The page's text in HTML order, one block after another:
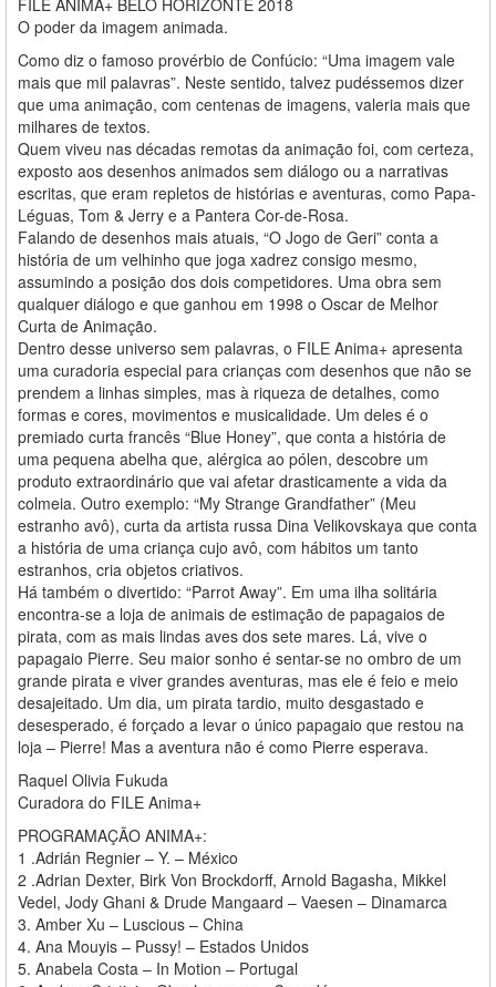
O poder da imagem animada.
Como diz o famoso provérbio de Confúcio: “Uma imagem vale
mais que mil palavras”. Neste sentido, talvez pudéssemos dizer
que uma animação, com centenas de imagens, valeria mais que
milhares de textos.
Quem viveu nas décadas remotas da animação foi, com certeza,
exposto aos desenhos animados sem diálogo ou a narrativas
escritas, que eram repletos de histórias e aventuras, como Papa-
Léguas, Tom & Jerry e a Pantera Cor-de-Rosa.
Falando de desenhos mais atuais, “O Jogo de Geri” conta a
história de um velhinho que joga xadrez consigo mesmo,
assumindo a posição dos dois competidores. Uma obra sem
qualquer diálogo e que ganhou em 1998 o Oscar de Melhor
Curta de Animação.
Dentro desse universo sem palavras, o FILE Anima+ apresenta
uma curadoria especial para crianças com desenhos que não se
prendem a linhas simples, mas à riqueza de detalhes, como
formas e cores, movimentos e musicalidade. Um deles é o
premiado curta francês “Blue Honey”, que conta a história de
uma pequena abelha que, alérgica ao pólen, descobre um
produto extraordinário que vai afetar drasticamente a vida da
colmeia. Outro exemplo: “My Strange Grandfather” (Meu
estranho avô), curta da artista russa Dina Velikovskaya que conta
a história de uma criança cujo avô, com hábitos um tanto
estranhos, cria objetos criativos.
Há também o divertido: “Parrot Away”. Em uma ilha solitária
encontra-se a loja de animais de estimação de papagaios de
pirata, com as mais lindas aves dos sete mares. Lá, vive o
papagaio Pierre. Seu maior sonho é sentar-se no ombro de um
grande pirata e viver grandes aventuras, mas ele é feio e meio
desajeitado. Um dia, um pirata tardio, muito desgastado e
desesperado, é forçado a levar o único papagaio que restou na
loja – Pierre! Mas a aventura não é como Pierre esperava.
Raquel Olivia Fukuda
Curadora do FILE Anima+
PROGRAMAÇÃO ANIMA+:
1 .Adrián Regnier – Y. – México
2 .Adrian Dexter, Birk Von Brockdorff, Arnold Bagasha, Mikkel
Vedel, Jody Ghani & Drude Mangaard – Vaesen – Dinamarca
3. Amber Xu – Luscious – China
4. Ana Mouyis – Pussy! – Estados Unidos
5. Anabela Costa – In Motion – Portugal